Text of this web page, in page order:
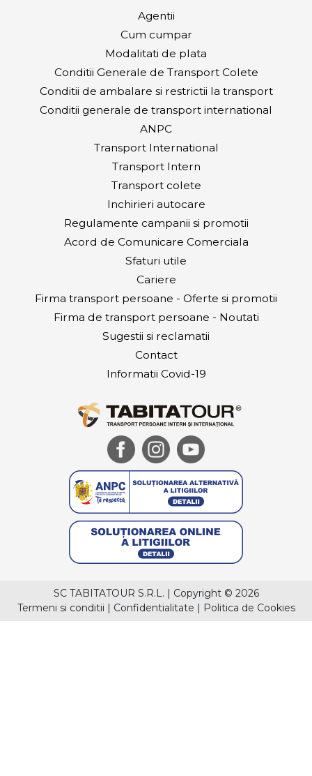
Transport colete
Inchirieri autocare
Regulamente campanii si promotii
Acord de Comunicare Comerciala
Sfaturi utile
Cariere
Firma transport persoane - Oferte si promotii
Firma de transport persoane - Noutati
Sugestii si reclamatii
Contact
Informatii Covid-19
SC TABITATOUR S.R.L.|Copyright © 2026
Confidentialitate